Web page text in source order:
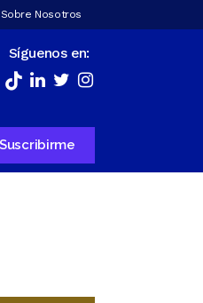
Sobre Nosotros
Síguenos en: